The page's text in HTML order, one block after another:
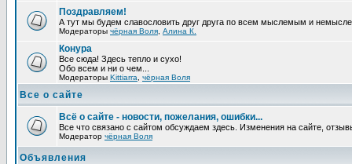
Поздравляем!
А тут мы будем славословить друг друга по всем мыслемым и
Модераторы чёрная Воля Алина К.
Конура
Все сюда! Здесь тепло и сухо!
Обо всем и ни о чем...
Модераторы Kittiarra чёрная Воля
Все о сайте
Всё о сайте - новости, пожелания, ошибки...
Все что связано с сайтом обсуждаем здесь. Изменения на сайте,
Модератор чёрная Воля
Объявления